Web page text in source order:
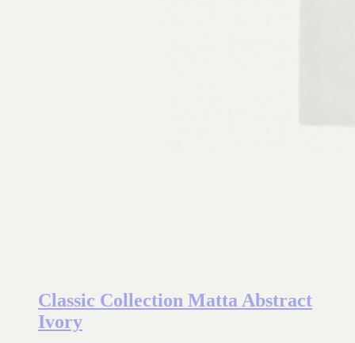
Classic Collection Matta Abstract
Ivory